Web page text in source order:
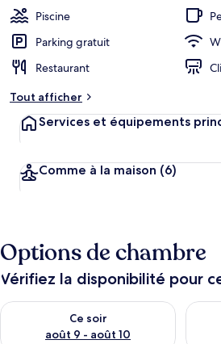
Piscine
Parking gratuit
Restaurant
Tout afficher
Services et équipements
Comme à la maison (6)
Options de chambre
Vérifiez la disponibilité pour
Ce soir
août 9 - août 10
Vérifier la disponibilité pour ce soir